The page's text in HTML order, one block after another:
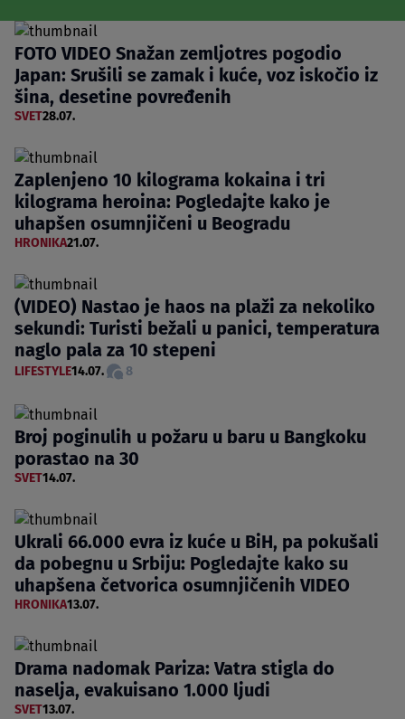
FOTO VIDEO Snažan zemljotres pogodio
Japan: Srušili se zamak i kuće, voz iskočio iz
šina, desetine povređenih
SVET28.07.
Zaplenjeno 10 kilograma kokaina i tri
kilograma heroina: Pogledajte kako je
uhapšen osumnjičeni u Beogradu
HRONIKA21.07.
(VIDEO) Nastao je haos na plaži za nekoliko
sekundi: Turisti bežali u panici, temperatura
naglo pala za 10 stepeni
LIFESTYLE14.07. 8
Broj poginulih u požaru u baru u Bangkoku
porastao na 30
SVET14.07.
Ukrali 66.000 evra iz kuće u BiH, pa pokušali
da pobegnu u Srbiju: Pogledajte kako su
uhapšena četvorica osumnjičenih VIDEO
HRONIKA13.07.
Drama nadomak Pariza: Vatra stigla do
naselja, evakuisano 1.000 ljudi
SVET13.07.